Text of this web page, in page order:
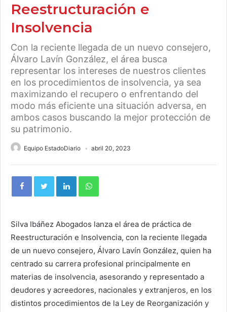
Reestructuración e
Insolvencia
Con la reciente llegada de un nuevo consejero,
Álvaro Lavín González, el área busca
representar los intereses de nuestros clientes
en los procedimientos de insolvencia, ya sea
maximizando el recupero o enfrentando del
modo más eficiente una situación adversa, en
ambos casos buscando la mejor protección de
su patrimonio.
Equipo EstadoDiario abril 20, 2023
Silva Ibáñez Abogados lanza el área de práctica de
Reestructuración e Insolvencia, con la reciente llegada
de un nuevo consejero, Álvaro Lavín González, quien ha
centrado su carrera profesional principalmente en
materias de insolvencia, asesorando y representado a
deudores y acreedores, nacionales y extranjeros, en los
distintos procedimientos de la Ley de Reorganización y